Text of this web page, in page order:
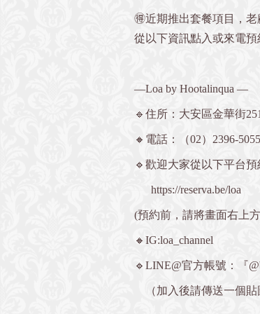
🉐近期推出套餐項目，
從以下資訊點入或來電預
—Loa by Hootalinqua —
🔹住所：大安區金華街
🔸電話：（02）2396-5055
🔹歡迎大家從以下平台
https://reserva.be/loa
(預約前，請將畫面右上
🔸IG:loa_channel
🔹LINE@官方帳號：『
（加入後請傳送一個貼